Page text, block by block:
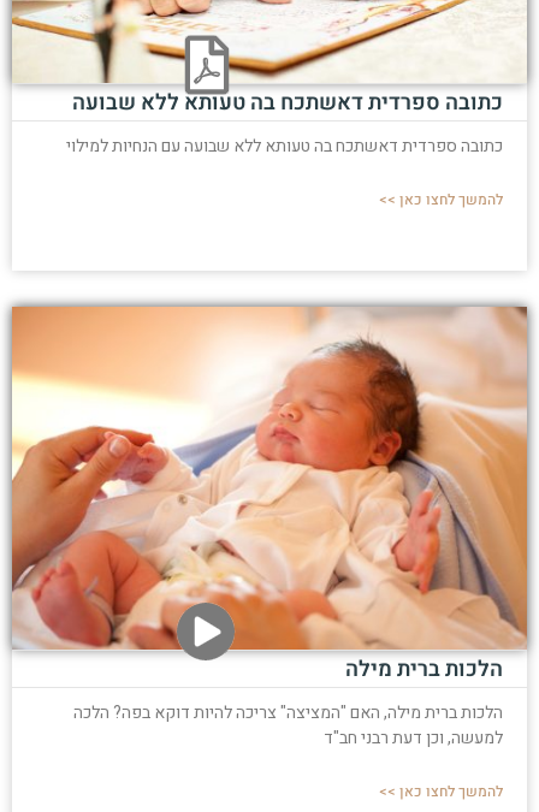
כתובה ספרדית דאשתכח בה טעותא ללא שבועה
כתובה ספרדית דאשתכח בה טעותא ללא שבועה עם הנחיות למילוי
להמשך לחצו כאן >>
הלכות ברית מילה
הלכות ברית מילה, האם "המציצה" צריכה להיות דוקא בפה? הלכה
למעשה, וכן דעת רבני חב"ד
להמשך לחצו כאן >>